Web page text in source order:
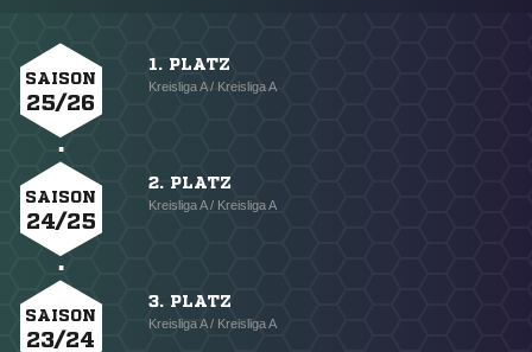
SAISON
25/26
1. PLATZ
Kreisliga A / Kreisliga A
SAISON
24/25
2. PLATZ
Kreisliga A / Kreisliga A
SAISON
23/24
3. PLATZ
Kreisliga A / Kreisliga A